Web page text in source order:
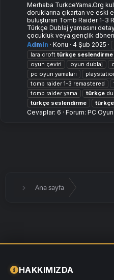
Merhaba TurkceYama.Org
doruklarına çıkartan ve
buluşturan Tomb Raider 1-3
Türkçe Dublaj yamasını
çocukluk veya gençlik
Admin
Konu 4 Şub 2025
lara croft türkçe seslendirme
oyun çeviri
oyun dublaj
pc oyun yamaları
tomb raider 1-3 remastered
tomb raider yama
türkçe
türkçe seslendirme türkçe
Cevaplar: 6 Forum: PC
Ana sayfa
HAKKIMIZDA